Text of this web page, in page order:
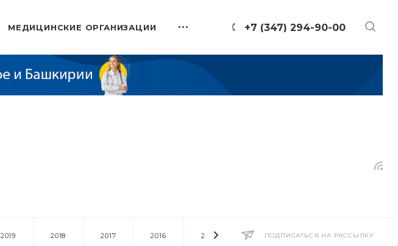
+7 (347) 294-90-00
МЕДИЦИНСКИЕ ОРГАНИЗАЦИИ
ПОДПИСАТЬСЯ НА РАССЫЛКУ
2019 2018 2017 2016 2014 2013 2012 2011